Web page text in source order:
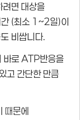
면 대상을
(최소 1~2일)이
비쌉니다.
바로 ATP반응을
고 간단한 만큼
때문에